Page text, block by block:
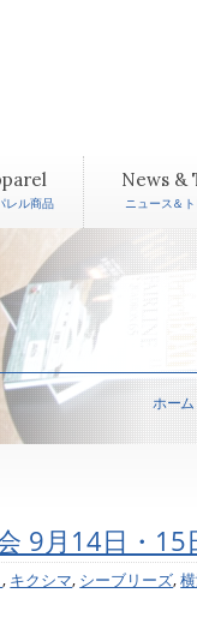
レル商品
News &
ニュース＆
ホーム
9月14日・15
, キクシマ, シーブリーズ,